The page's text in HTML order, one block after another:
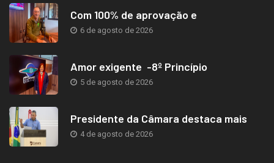
Com 100% de aprovação e
6 de agosto de 2026
Amor exigente -8º Princípio
5 de agosto de 2026
Presidente da Câmara destaca mais
4 de agosto de 2026